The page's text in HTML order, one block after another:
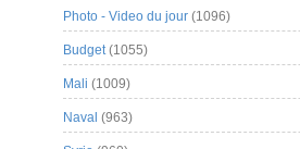
Photo - Video du jour (1096)
Budget(1055)
Mali (1009)
Naval (963)